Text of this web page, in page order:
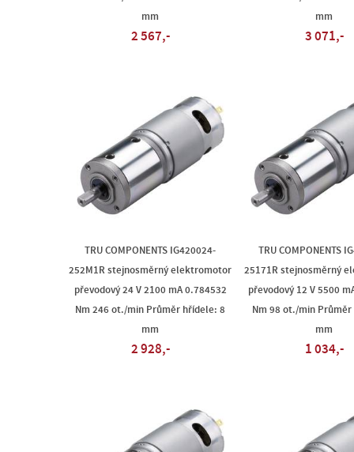
mm
2 567,-
mm
3 071,-
TRU COMPONENTS IG420024-
252M1R stejnosměrný elektromotor
převodový 24 V 2100 mA 0.784532
Nm 246 ot./min Průměr hřídele: 8
mm
2 928,-
TRU COMPONENTS
25171R stejnosměrný
převodový 12 V 5500
Nm 98 ot./min
mm
1 034,-